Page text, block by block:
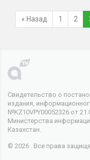
« Назад 1 2
Свидетельство о
издания,
№KZ10VPY00052326 от
Министерства
Казахстан.
© 2026 . Все права